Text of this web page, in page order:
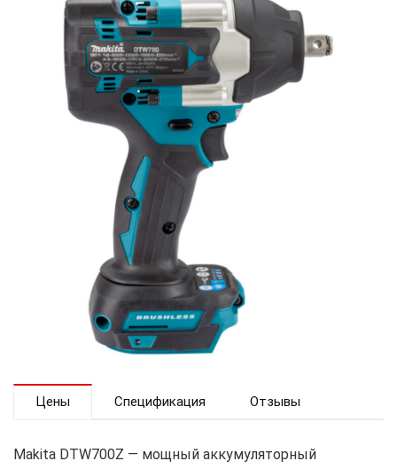
Цены Спецификация Отзывы
Makita DTW700Z — мощный аккумуляторный